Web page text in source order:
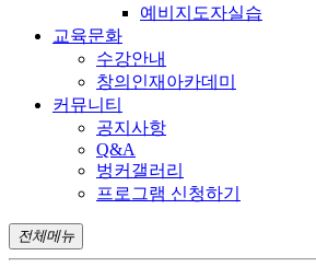
예비지도자실습
교육문화
수강안내
창의인재아카데미
커뮤니티
공지사항
Q&A
벙커갤러리
프로그램 신청하기
전체메뉴